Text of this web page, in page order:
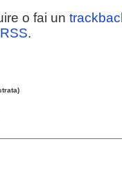
o fai un
.